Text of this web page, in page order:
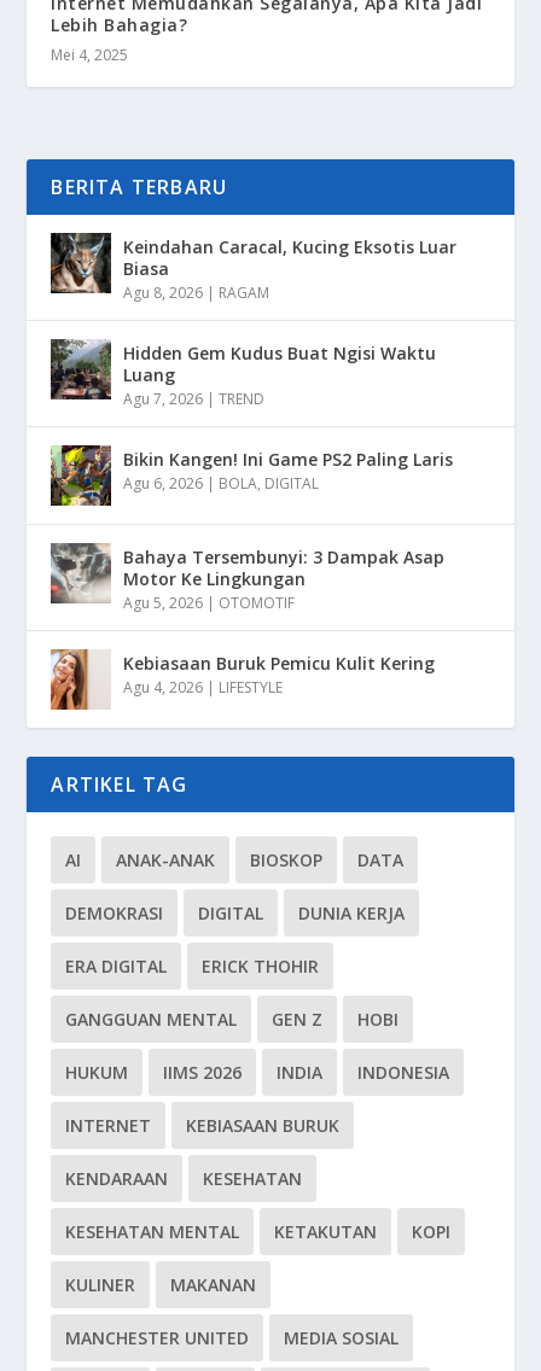
Lebih Bahagia?
Mei 4, 2025
BERITA TERBARU
Keindahan Caracal, Kucing Eksotis Luar
Biasa
Agu 8, 2026 | RAGAM
Hidden Gem Kudus Buat Ngisi Waktu
Luang
Agu 7, 2026 |TREND
Bikin Kangen! Ini Game PS2 Paling Laris
Agu 6, 2026 | BOLA, DIGITAL
Bahaya Tersembunyi: 3 Dampak Asap
Motor Ke Lingkungan
Agu 5, 2026 | OTOMOTIF
Kebiasaan Buruk Pemicu Kulit Kering
Agu 4, 2026 | LIFESTYLE
ARTIKEL TAG
AI ANAK-ANAK BIOSKOP DATA
DEMOKRASI DIGITAL DUNIA KERJA
ERA DIGITAL ERICK THOHIR
GANGGUAN MENTAL GEN Z HOBI
HUKUM IIMS 2026 INDIA INDONESIA
INTERNET KEBIASAAN BURUK
KENDARAAN KESEHATAN
KESEHATAN MENTAL KETAKUTAN KOPI
KULINER MAKANAN
MANCHESTER UNITED MEDIA SOSIAL